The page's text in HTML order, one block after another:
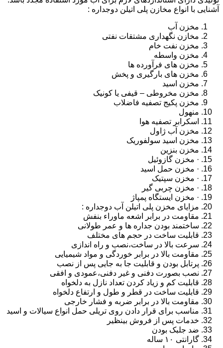
آشنایی با انواع مخازن پلی اتیلن دوجداره :
مخزن آب
مخازن نگهداری مشتقات نفتی
مخزن نفت خام
مخزن واسطه
مخزن های فرآورده ها
مخزن های بارگیری و پخش
مخزن اسید
مخزن مخروطی – قیفی یا کونیک
مخزن پکیج تصفیه فاضلاب
منهول
اسکرابر تصفیه هوا
مخزن آب ژاول
مخزن اسید سولفوریک
مخزن بنزین
· مخزن گازوئیل
· مخزن حمل اسید
· مخزن سپتیک
· مخزن چربی گیر
· مخزن ایستگاه پمپاژ
مزایای مخزن پلی اتیلن آب دوجداره :
مقاومت در برابر اشعه ماوراء بنفش
ساختمند بودن جداره ها و عمر طولانی
قابلیت ساخت در حجم های مختلف
سرعت بالا در ساخت،نصب و راه اندازی
مقاومت بالا در برابر خوردگی و مواد شیمیایی
پرتابل بودن و قابلیت جا به جایی پس از نصب
نصب بصورت دفنی و غیر دفنی،عمودی و افقی
قابلیت کم و زیاد کردن تعداد نازل به دلخواه
قابلیت ساخت در قطر و طول و ارتفاع دلخواه
مقاومت بالا در برابر ضربه و فشار خارجی
مناسب برای قرار دادن روی تریلی حمل انواع سیالات و اسید
خدمات پس از فروش بینظیر
ضد جلبک بودن
گارانتی ۱۰ ساله